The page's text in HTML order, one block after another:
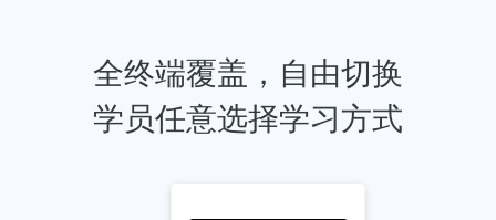
全终端覆盖，自由切换
学员任意选择学习方式